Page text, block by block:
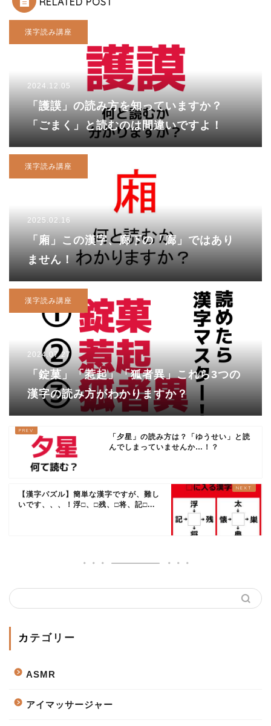
漢字読み講座
2024.12.05
「護謨」の読み方を知っていますか？
「ごまく」と読むのは間違いですよ！
漢字読み講座
2025.02.16
「廂」この漢字、廊下の「廊」ではあり
ません！
漢字読み講座
2024.07.27
「錠菓」「惹起」「狐者異」これら3つの
漢字の読み方がわかりますか？
「夕星」の読み方は？「ゆうせい」と読
んでしまっていませんか…！？
【漢字パズル】簡単な漢字ですが、難し
いです、、、！浮□、□残、□将、記□...
カテゴリー
ASMR
アイマッサージャー